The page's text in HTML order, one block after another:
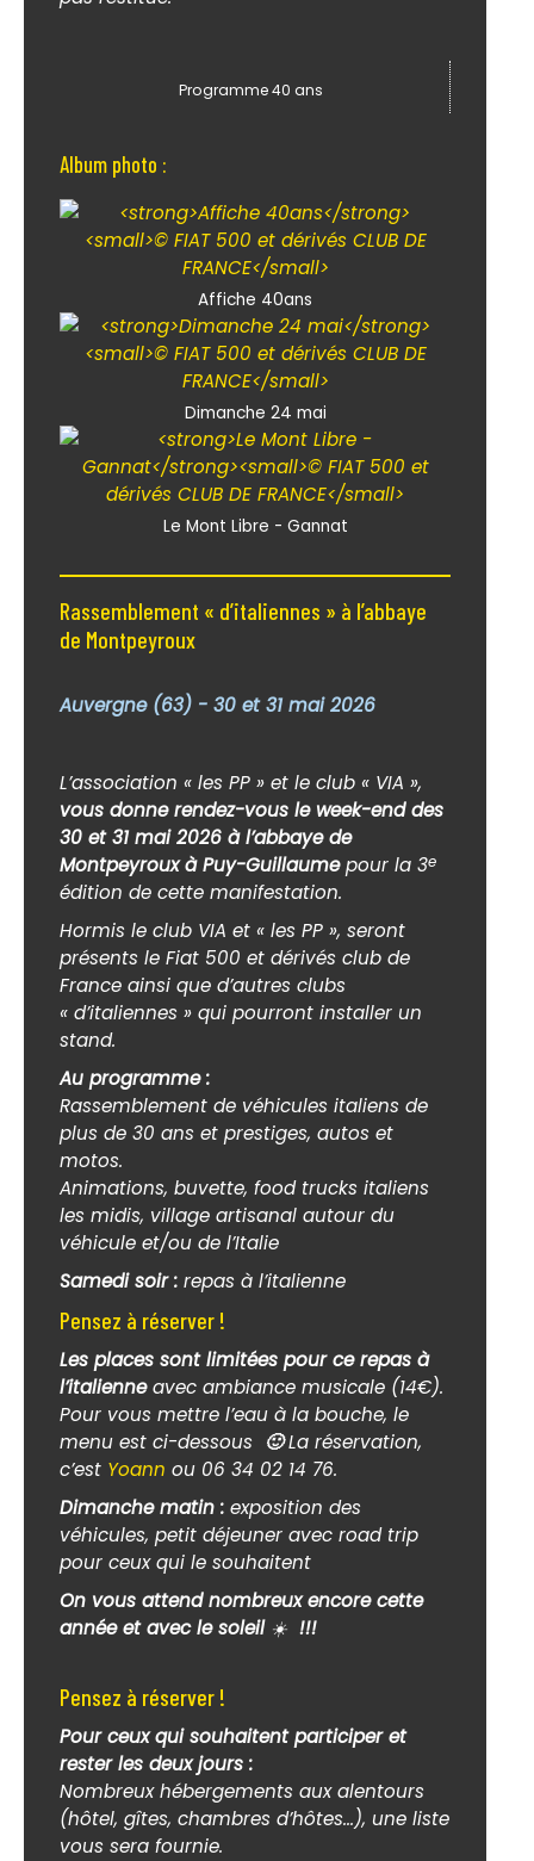
Programme 40 ans
Album photo :
Affiche 40ans
Dimanche 24 mai
Le Mont Libre - Gannat
Rassemblement « d’italiennes » à l’abbaye
de Montpeyroux
Auvergne (63) - 30 et 31 mai 2026
L’association « les PP » et le club « VIA »,
vous donne rendez-vous le week-end des
30 et 31 mai 2026 à l’abbaye de
Montpeyroux à Puy-Guillaumepour la 3e
édition de cette manifestation.
Hormis le club VIA et « les PP », seront
présents le Fiat 500 et dérivés club de
France ainsi que d’autres clubs
« d’italiennes » qui pourront installer un
stand.
Au programme :
Rassemblement de véhicules italiens de
plus de 30 ans et prestiges, autos et
motos.
Animations, buvette, food trucks italiens
les midis, village artisanal autour du
véhicule et/ou de l’Italie
Samedi soir : repas à l’italienne
Pensez à réserver !
Les places sont limitées pour ce repas à
l’italienneavec ambiance musicale (14€).
Pour vous mettre l’eau à la bouche, le
menu est ci-dessous 🙂La réservation,
c’est Yoann ou 06 34 02 14 76.
Dimanche matin : exposition des
véhicules, petit déjeuner avec road trip
pour ceux qui le souhaitent
On vous attend nombreux encore cette
année et avec le soleil☀️ !!!
Pensez à réserver !
Pour ceux qui souhaitent participer et
rester les deux jours :
Nombreux hébergements aux alentours
(hôtel, gîtes, chambres d’hôtes...), une liste
vous sera fournie.